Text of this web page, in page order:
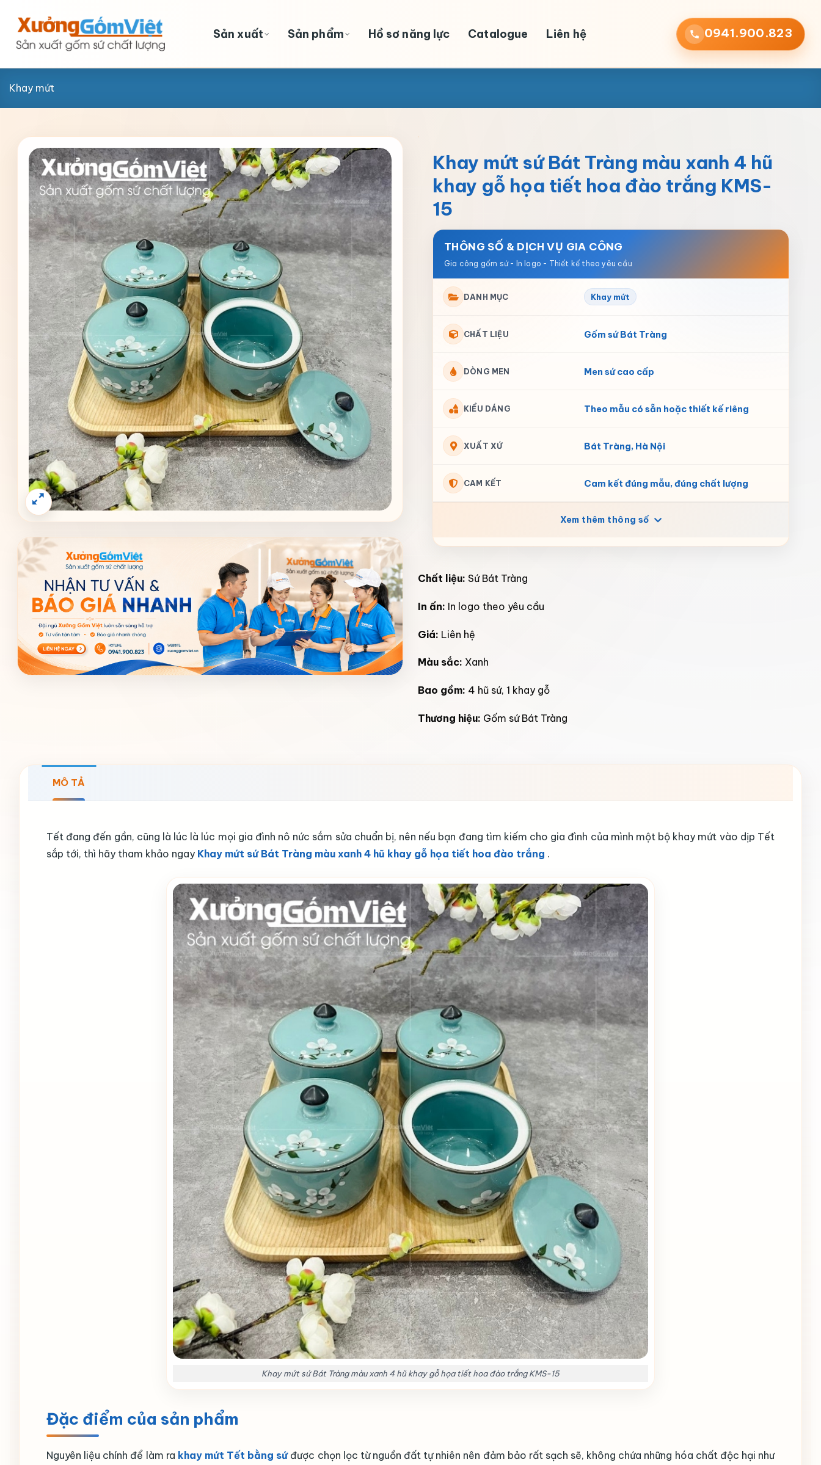
content
Sản xuất Sản phẩm Hồ sơ năng lực Catalogue Liên hệ 0941.900.823
Khay mứt
Khay mứt sứ Bát Tràng màu xanh 4 hũ
khay gỗ họa tiết hoa đào trắng KMS-
15
THÔNG SỐ & DỊCH VỤ GIA CÔNG
DANH MỤC Khay mứt
CHẤT LIỆU Gốm sứ Bát Tràng
DÒNG MEN Men sứ cao cấp
KIỂU DÁNG Theo mẫu có sẵn hoặc thiết kế riêng
XUẤT XỨ Bát Tràng, Hà Nội
CAM KẾT Cam kết đúng mẫu, đúng chất lượng
Xem thêm thông số
Chất liệu: Sứ Bát Tràng
In ấn: In logo theo yêu cầu
Giá: Liên hệ
Màu sắc: Xanh
Bao gồm: 4 hũ sứ, 1 khay gỗ
Thương hiệu: Gốm sứ Bát Tràng
MÔ TẢ
Tết đang đến gần, cũng là lúc là lúc mọi gia đình nô nức sắm sửa chuẩn bị, nên nếu bạn đang tìm kiếm cho gia đình của mình một bộ khay mứt vào dịp Tết
sắp tới, thì hãy tham khảo ngay Khay mứt sứ Bát Tràng màu xanh 4 hũ khay gỗ họa tiết hoa đào trắng .
Khay mứt sứ Bát Tràng màu xanh 4 hũ khay gỗ họa tiết hoa đào trắng KMS-15
Đặc điểm của sản phẩm
Nguyên liệu chính để làm ra khay mứt Tết bằng sứđược chọn lọc từ nguồn đất tự nhiên nên đảm bảo rất sạch sẽ, không chứa những hóa chất độc hại như